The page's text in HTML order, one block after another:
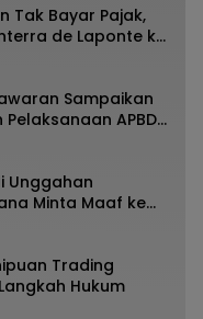
Tak Bayar Pajak,
de Laponte ke
Sampaikan
APBD
Unggahan
Minta Maaf ke
Trading
Hukum